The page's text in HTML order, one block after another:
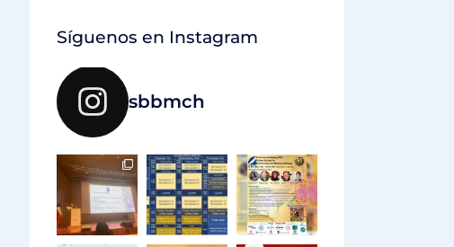
Síguenos en Instagram
sbbmch